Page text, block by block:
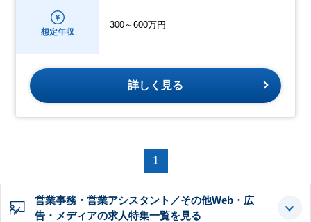
想定年収
300～600万円
詳しく見る
1
営業事務・営業アシスタント／その他Web・広
告・メディアの求人特集一覧を見る